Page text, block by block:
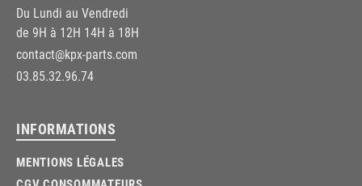
Du Lundi au Vendredi
de 9H à 12H 14H à 18H
contact@kpx-parts.com
03.85.32.96.74
INFORMATIONS
MENTIONS LÉGALES